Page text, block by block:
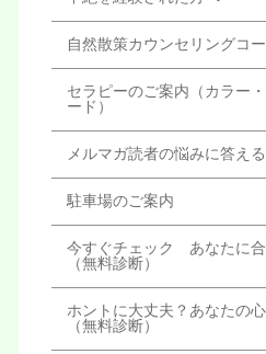
自然散策カウンセリングコ
セラピーのご案内（カラー
ード）
メルマガ読者の悩みに答え
駐車場のご案内
今すぐチェック あなたに合
（無料診断）
ホントに大丈夫？あなたの
（無料診断）